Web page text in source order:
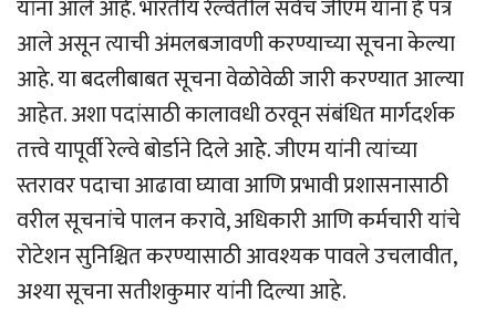
यांना आले आहे. भारतीय रेल्वेतील सर्वच जीएम यांना हे पत्र
आले असून त्याची अंमलबजावणी करण्याच्या सूचना केल्या
आहे. या बदलीबाबत सूचना वेळोवेळी जारी करण्यात आल्या
आहेत. अशा पदांसाठी कालावधी ठरवून संबंधित मार्गदर्शक
तत्त्वे यापूर्वी रेल्वे बोर्डाने दिले आहेे. जीएम यांनी त्यांच्या
स्तरावर पदाचा आढावा घ्यावा आणि प्रभावी प्रशासनासाठी
वरील सूचनांचे पालन करावे, अधिकारी आणि कर्मचारी यांचे
रोटेशन सुनिश्चित करण्यासाठी आवश्यक पावले उचलावीत,
अश्या सूचना सतीशकुमार यांनी दिल्या आहे.